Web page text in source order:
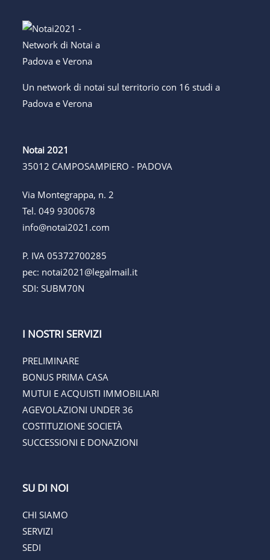
Un network di notai sul territorio con 16 studi a
Padova e Verona
Notai 2021
35012 CAMPOSAMPIERO - PADOVA
Via Montegrappa, n. 2
Tel.049 9300678
info@notai2021.com
P. IVA 05372700285
pec: notai2021@legalmail.it
SDI: SUBM70N
I NOSTRI SERVIZI
PRELIMINARE
BONUS PRIMA CASA
MUTUI E ACQUISTI IMMOBILIARI
AGEVOLAZIONI UNDER 36
COSTITUZIONE SOCIETÀ
SUCCESSIONI E DONAZIONI
SU DI NOI
CHI SIAMO
SERVIZI
SEDI